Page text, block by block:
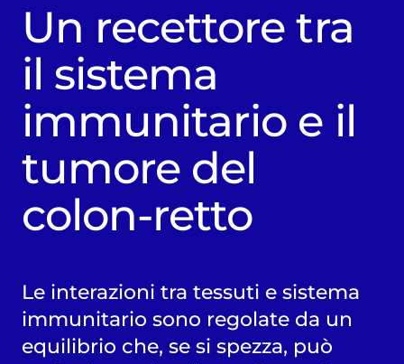
Un recettore tra
il sistema
immunitario e il
tumore del
colon-retto
Le interazioni tra tessuti e sistema
immunitario sono regolate da un
equilibrio che, se si spezza, può